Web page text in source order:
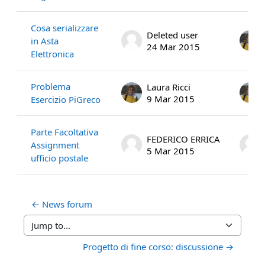
Cosa serializzare
in Asta
Elettronica
Deleted user
24 Mar 2015
Problema
Esercizio PiGreco
Laura Ricci
9 Mar 2015
Parte Facoltativa
Assignment
ufficio postale
FEDERICO ERRICA
5 Mar 2015
← News forum
Jump to...
Progetto di fine corso: discussione →